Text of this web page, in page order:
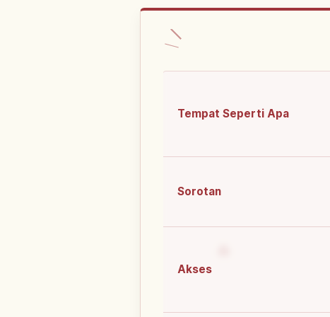
Tempat Seperti Apa
Sorotan
Akses